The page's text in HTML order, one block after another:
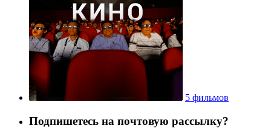
5 фильмов
Подпишетесь на почтовую рассылку?